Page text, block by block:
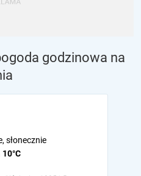
godzinowa na
10°C
słonecznie